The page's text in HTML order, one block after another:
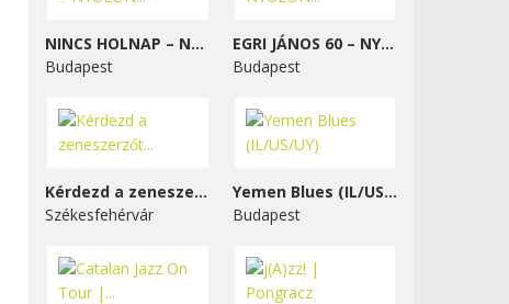
NINCS HOLNAP – NYÚLON...
Budapest
EGRI JÁNOS 60 – NYÚLON...
Budapest
Kérdezd a zeneszerzőt...
Székesfehérvár
Yemen Blues (IL/US/UY)
Budapest